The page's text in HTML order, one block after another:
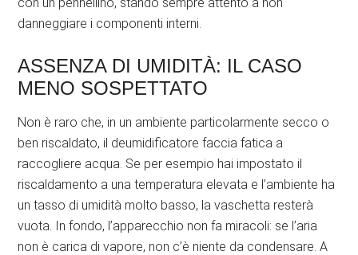
danneggiare i componenti interni.
ASSENZA DI UMIDITÀ: IL CASO
MENO SOSPETTATO
Non è raro che, in un ambiente particolarmente secco o
ben riscaldato, il deumidificatore faccia fatica a
raccogliere acqua. Se per esempio hai impostato il
riscaldamento a una temperatura elevata e l’ambiente ha
un tasso di umidità molto basso, la vaschetta resterà
vuota. In fondo, l’apparecchio non fa miracoli: se l’aria
non è carica di vapore, non c’è niente da condensare. A